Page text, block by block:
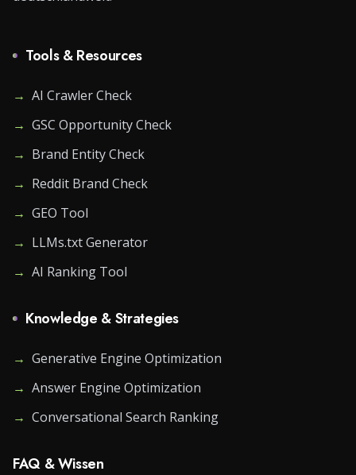
Tools & Resources
→ AI Crawler Check
→ GSC Opportunity Check
→ Brand Entity Check
→ Reddit Brand Check
→ GEO Tool
→ LLMs.txt Generator
→ AI Ranking Tool
Knowledge & Strategies
→ Generative Engine Optimization
→ Answer Engine Optimization
→ Conversational Search Ranking
FAQ & Wissen